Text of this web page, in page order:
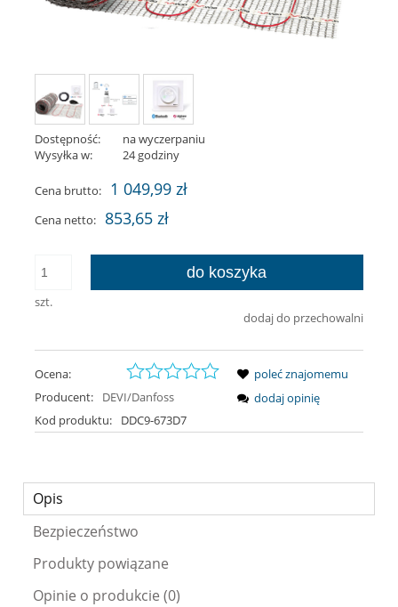
Dostępność:
na wyczerpaniu
Wysyłka w:
24 godziny
Cena brutto: 1 049,99 zł
Cena netto: 853,65 zł
szt.
do koszyka
dodaj do przechowalni
Ocena:
Producent:
DEVI/Danfoss
Kod produktu:
DDC9-673D7
poleć znajomemu
dodaj opinię
Opis
Bezpieczeństwo
Produkty powiązane
Opinie o produkcie (0)